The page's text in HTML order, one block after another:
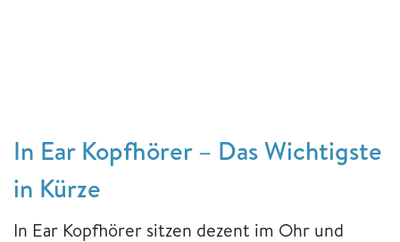
In Ear Kopfhörer – Das Wichtigste
in Kürze
In Ear Kopfhörer sitzen dezent im Ohr und